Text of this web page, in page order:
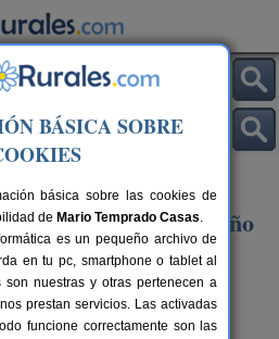
de Nogueira de Miño
BÁSICA SOBRE
básica sobre las cookies de
de Mario Temprado Casas.
es un pequeño archivo de
en tu pc, smartphone o tablet al
son nuestras y otras pertenecen a
prestan servicios. Las activadas
funcione correctamente son las